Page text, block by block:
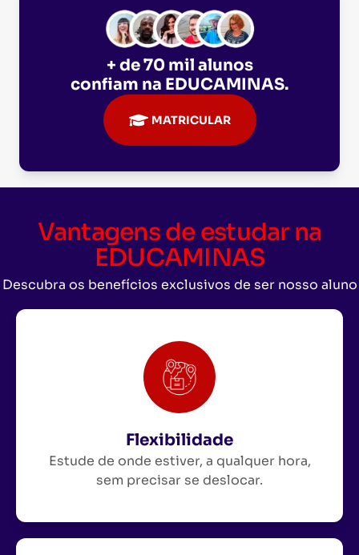
+ de 70 mil alunos
confiam na EDUCAMINAS.
MATRICULAR
Vantagens de estudar na
EDUCAMINAS
Descubra os benefícios exclusivos de ser nosso aluno
Flexibilidade
Estude de onde estiver, a qualquer hora,
sem precisar se deslocar.